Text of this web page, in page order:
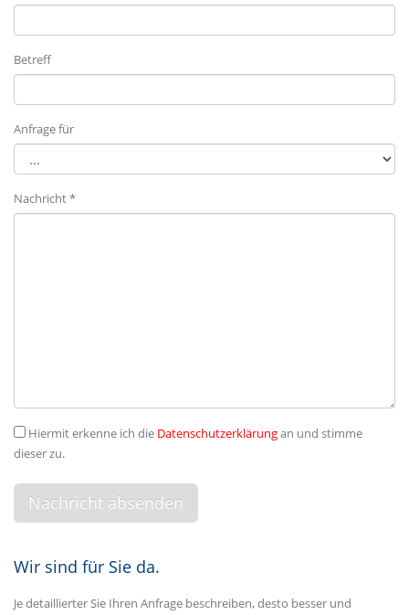
Betreff
Anfrage für
Nachricht *
Hiermit erkenne ich die Datenschutzerklärungan und stimme
dieser zu.
Wir sind für Sie da.
Je detaillierter Sie Ihren Anfrage beschreiben, desto besser und